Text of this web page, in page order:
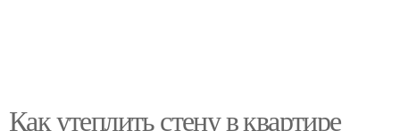
Как утеплить стену в квартире